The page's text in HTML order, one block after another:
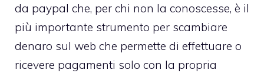
da paypal che, per chi non la conoscesse, è il
più importante strumento per scambiare
denaro sul web che permette di effettuare o
ricevere pagamenti solo con la propria